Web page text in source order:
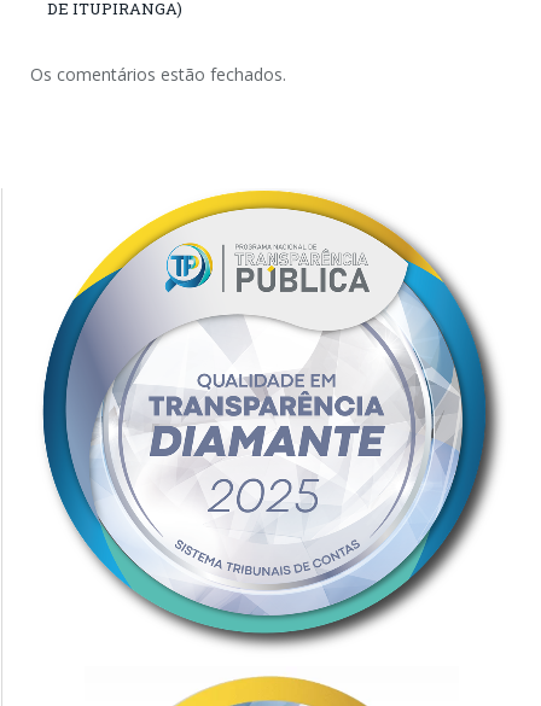
DE ITUPIRANGA)
Os comentários estão fechados.